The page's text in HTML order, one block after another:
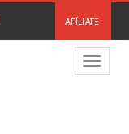
AFÍLIATE
Menú